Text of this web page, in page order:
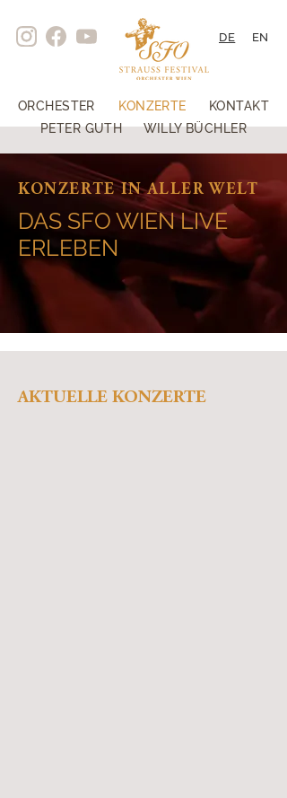
DE EN
ORCHESTER KONZERTE
KONTAKT
PETER GUTH
WILLY BÜCHLER
KONZERTE IN ALLER WELT
DAS SFO WIEN LIVE
ERLEBEN
AKTUELLE KONZERTE